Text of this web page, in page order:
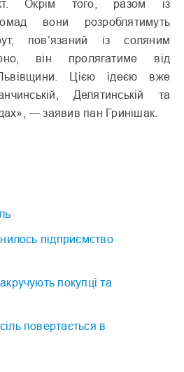
Окрім того, разом із
вони розроблятимуть
пов’язаний із соляним
він пролягатиме від
Цією ідеєю вже
Делятинській та
— заявив пан Гринішак.
підприємство
покупці та
повертається в